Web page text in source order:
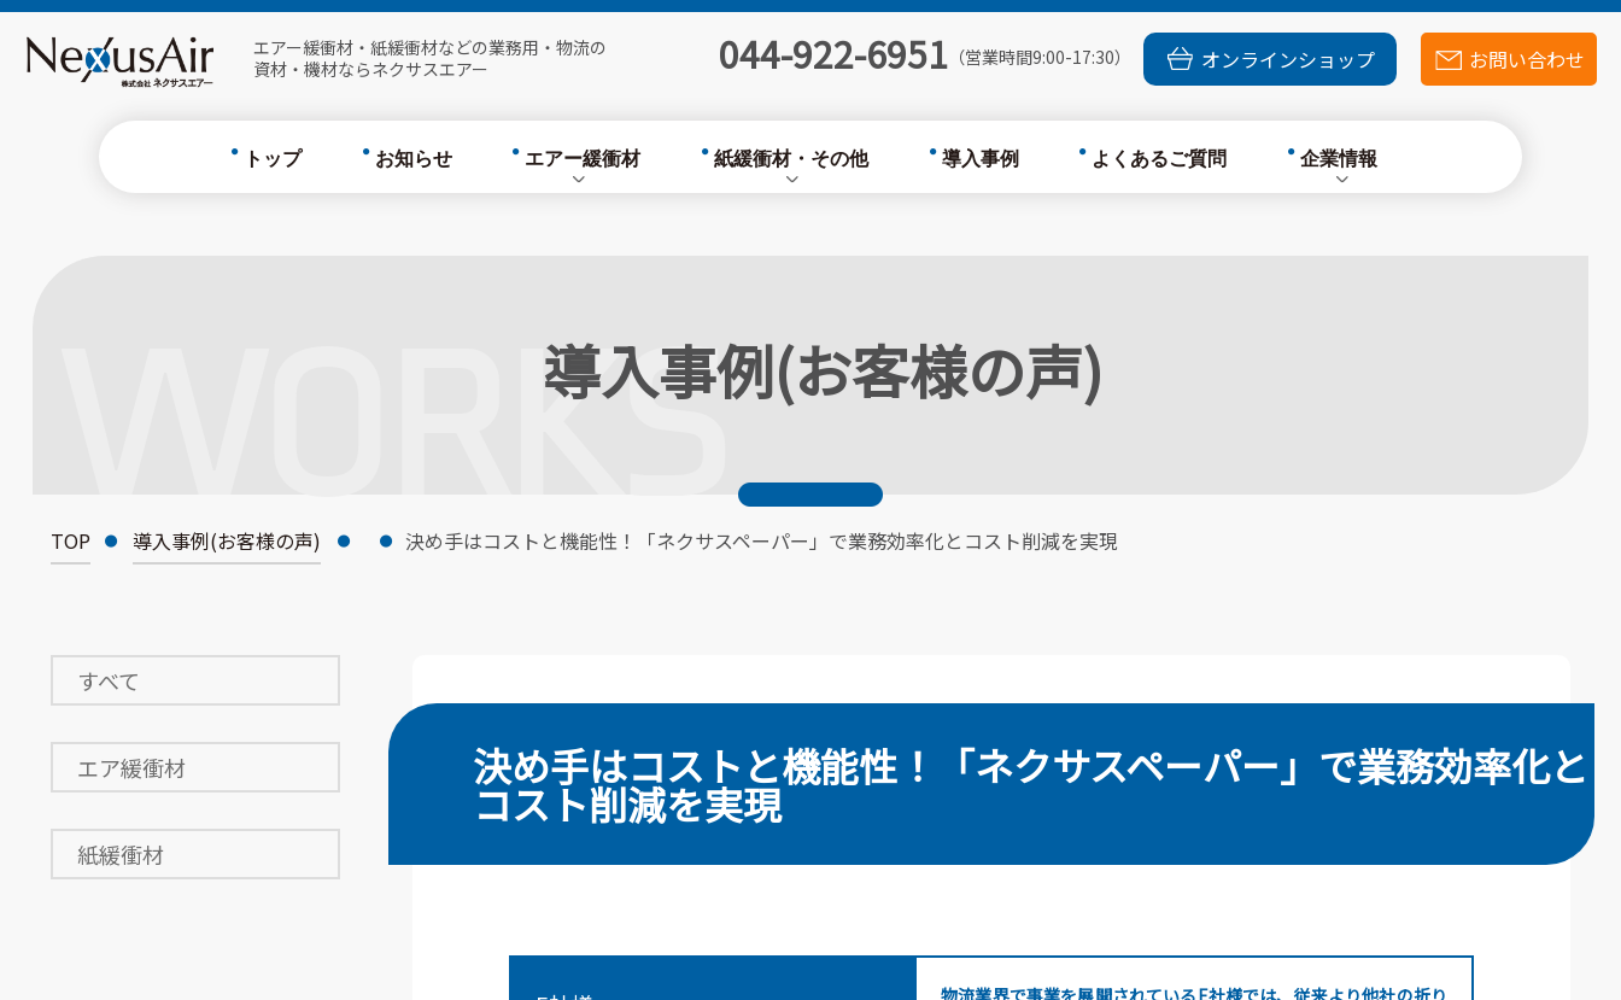
エアー緩衝材・紙緩衝材などの業務用・物流の
資材・機材ならネクサスエアー
044-922-6951 （営業時間9:00-17:30） オンラインショップ お問い合わせ
トップ お知らせ エアー緩衝材
Cushion Box
紙緩衝材・その他
自動梱包ライン
梱包資材・物流機器
導入事例 よくあるご質問 企業情報
フィルム各種
Cushion Box
Fragrance Air Cushion
自動梱包ライン
採用情報
WORKS導入事例(お客様の声)
TOP 導入事例(お客様の声) 決め手はコストと機能性！「ネクサスペーパー」で業務効率化とコスト削減を実現
すべて
エア緩衝材
紙緩衝材
決め手はコストと機能性！「ネクサスペーパー」で業務効率化と
コスト削減を実現
物流業界で事業を展開されているE社様では、従来より他社の折り